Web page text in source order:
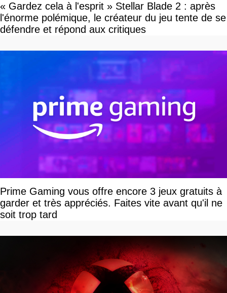
« Gardez cela à l'esprit » Stellar Blade 2 : après
l'énorme polémique, le créateur du jeu tente de se
défendre et répond aux critiques
Prime Gaming vous offre encore 3 jeux gratuits à
garder et très appréciés. Faites vite avant qu'il ne
soit trop tard